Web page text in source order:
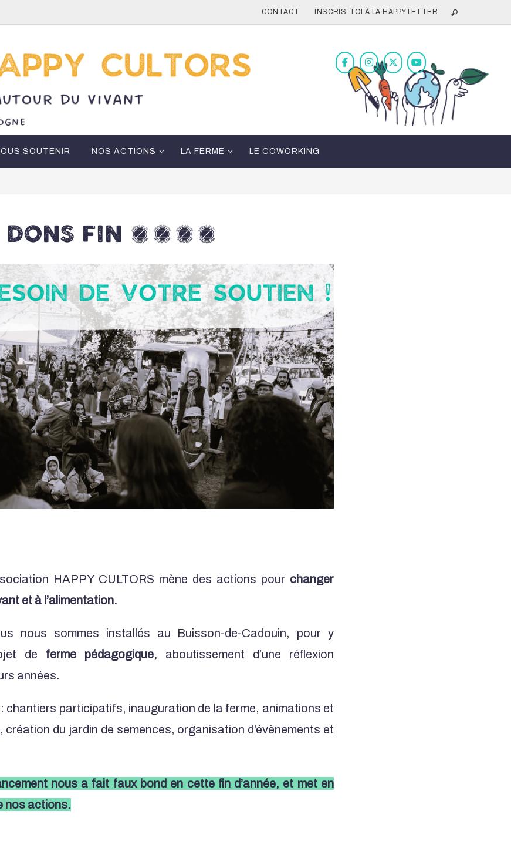
CONTACT INSCRIS-TOI À LA HAPPY LETTER
SOUTENIR NOS ACTIONS LA FERME LE COWORKING
DONS FIN 2024
HAPPY CULTORS mène des actions pour changer
et à l’alimentation.
nous sommes installés au Buisson-de-Cadouin, pour y
de ferme pédagogique, aboutissement d’une réflexion
années.
: chantiers participatifs, inauguration de la ferme, animations et
création du jardin de semences, organisation d’évènements et
nous a fait faux bond en cette fin d’année, et met en
nos actions.